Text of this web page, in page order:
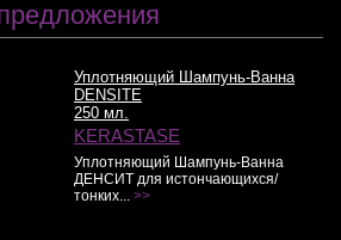
Уплотняющий Шампунь-Ванна
DENSITE
250 мл.
KERASTASE
Уплотняющий Шампунь-Ванна
ДЕНСИТ для истончающихся/
тонких... >>